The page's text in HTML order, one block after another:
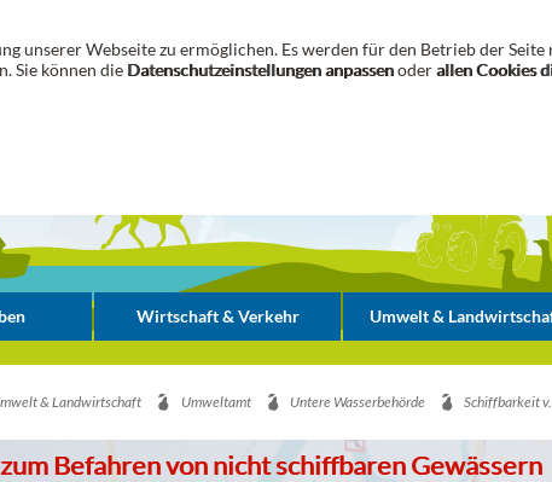
unserer Webseite zu ermöglichen. Es werden für den Betrieb der
Sie können die Datenschutzeinstellungen anpassenoderallen Cookies
Wirtschaft & Verkehr Umwelt &
& Landwirtschaft Umweltamt Untere Wasserbehörde Schiffbarkeit
Befahren von nicht schiffbaren Gewässern